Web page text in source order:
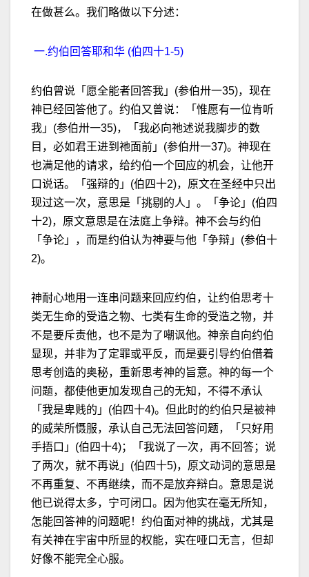
在做甚么。我们略做以下分述：
一.约伯回答耶和华 (伯四十1-5)
约伯曾说「愿全能者回答我」(参伯卅一35)，现在
神已经回答他了。约伯又曾说：「惟愿有一位肯听
我」(参伯卅一35)，「我必向祂述说我脚步的数
目，必如君王进到祂面前」(参伯卅一37)。神现在
也满足他的请求，给约伯一个回应的机会，让他开
口说话。「强辩的」(伯四十2)，原文在圣经中只出
现过这一次，意思是「挑剔的人」。「争论」(伯四
十2)，原文意思是在法庭上争辩。神不会与约伯
「争论」，而是约伯认为神要与他「争辩」(参伯十
2)。
神耐心地用一连串问题来回应约伯，让约伯思考十
类无生命的受造之物、七类有生命的受造之物，并
不是要斥责他，也不是为了嘲讽他。神亲自向约伯
显现，并非为了定罪或平反，而是要引导约伯借着
思考创造的奥秘，重新思考神的旨意。神的每一个
问题，都使他更加发现自己的无知，不得不承认
「我是卑贱的」(伯四十4)。但此时的约伯只是被神
的威荣所慑服，承认自己无法回答问题，「只好用
手捂口」(伯四十4)；「我说了一次，再不回答；说
了两次，就不再说」(伯四十5)，原文动词的意思是
不再重复、不再继续，而不是放弃辩白。意思是说
他已说得太多，宁可闭口。因为他实在毫无所知，
怎能回答神的问题呢！约伯面对神的挑战，尤其是
有关神在宇宙中所显的权能，实在哑口无言，但却
好像不能完全心服。